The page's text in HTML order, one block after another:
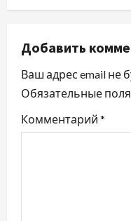
а
ц
и
я
п
Добавить
Ваш адрес email не
Обязательные
Комментарий *